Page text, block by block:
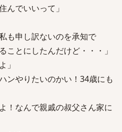
でいいって」
も申し訳ないのを承知で
とにしたんだけど・・・」
」
ンやりたいのかい！34歳にも
！なんで親戚の叔父さん家に